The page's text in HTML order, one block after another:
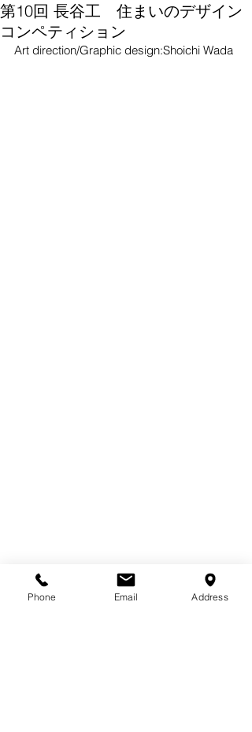
第10回 長谷工 住まいのデザイン
コンペティション
Art direction/Graphic design:Shoichi Wada
#パンフレット #ポスター #PR #イ
ベント展示
Phone Email Address